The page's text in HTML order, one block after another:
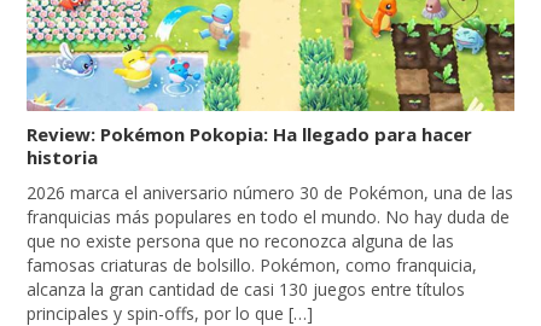
Review: Pokémon Pokopia: Ha llegado para hacer
historia
2026 marca el aniversario número 30 de Pokémon, una de las
franquicias más populares en todo el mundo. No hay duda de
que no existe persona que no reconozca alguna de las
famosas criaturas de bolsillo. Pokémon, como franquicia,
alcanza la gran cantidad de casi 130 juegos entre títulos
principales y spin-offs, por lo que […]